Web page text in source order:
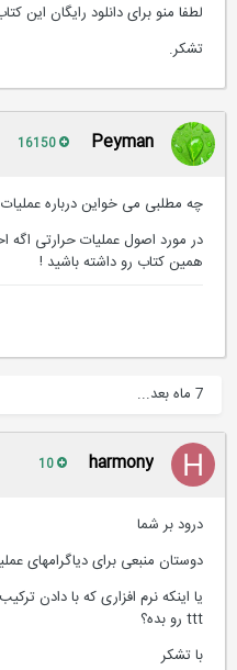
لطفا منو برای دانلود رایگان این
تشکر.
Peyman
چه مطلبی می خواین درباره عملیات
در مورد اصول عملیات حرارتی اگه
همین کتاب رو داشته باشید !
harmony
درود بر شما
دوستان منبعی برای دیاگرامهای
یا اینکه نرم افزاری که با دادن
با تشکر